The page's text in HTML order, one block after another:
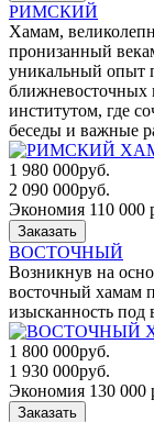
РИМСКИЙ
Хамам,
пронизанный
уникальный опыт
ближневосточных
институтом, где
беседы и важные
1 980 000руб.
2 090 000руб.
Экономия 110 000
Заказать
ВОСТОЧНЫЙ
Возникнув на
восточный хамам
изысканность под
1 800 000руб.
1 930 000руб.
Экономия 130 000
Заказать